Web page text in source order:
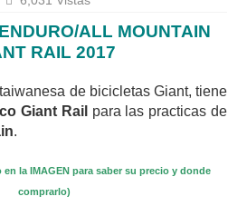
ALL MOUNTAIN
RAIL 2017
de bicicletas Giant, tiene
Giant Rail para las practicas de
.
en la IMAGEN para saber su precio y donde
comprarlo)